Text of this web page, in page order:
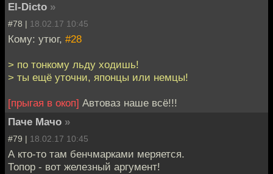
El-Dicto »
#78 | 18.02.17 10:45
Кому: утюг, #28
> по тонкому льду ходишь!
> ты ещё уточни, японцы или немцы!
[прыгая в окоп] Автоваз наше всё!!!
Паче Мачо »
#79 | 18.02.17 10:45
А кто-то там бенчмарками меряется.
Топор - вот железный аргумент!